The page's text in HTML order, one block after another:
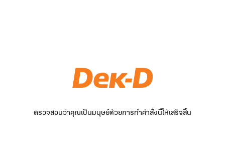
ตรวจสอบว่าคุณเป็นมนุษย์ด้วยการทำคำสั่งนี้ให้เสร็จสิ้น